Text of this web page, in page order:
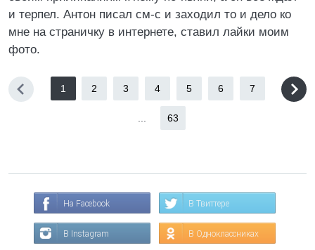
и терпел. Антон писал см-с и заходил то и дело ко
мне на страничку в интернете, ставил лайки моим
фото.
1 2 3 4 5 6 7
63
На Facebook В Твиттере
В Instagram В Одноклассниках